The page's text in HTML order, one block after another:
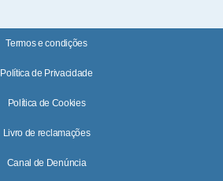
Termos e condições
Política de Privacidade
Política de Cookies
Livro de reclamações
Canal de Denúncia